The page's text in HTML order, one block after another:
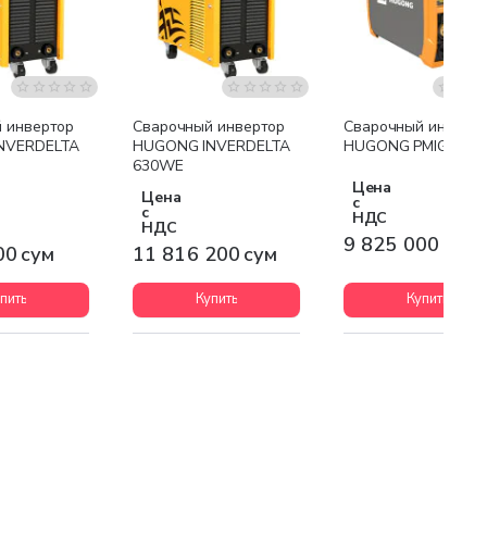
сум
Бесплатная доставка
Сварочный инвертор
HUGONG INVERDELTA
630WE
Цена
с
НДС
11 816 200 сум
Купить
Бесплатная доставка
Сварочный
HUGONG PMIG 200III
Цена
с
НДС
9 825 000 сум
Купить